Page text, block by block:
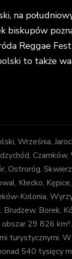
na
biskupów
Reggae
to także
Września,
Ostroróg,
Kłecko,
Kolonia,
Borek,
29 826
540 tysięcy